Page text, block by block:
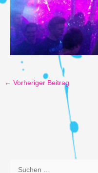
← Vorheriger Beitrag